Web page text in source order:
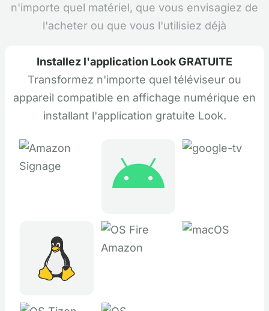
n'importe quel matériel, que vous envisagiez de
l'acheter ou que vous l'utilisiez déjà
Installez l'application Look GRATUITE
Transformez n'importe quel téléviseur ou
appareil compatible en affichage numérique en
installant l'application gratuite Look.